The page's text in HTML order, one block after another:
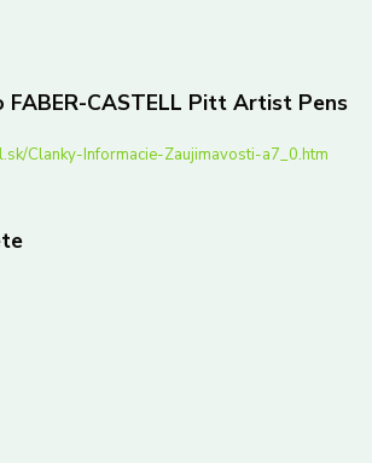
FABER-CASTELL Pitt Artist Pens
Clanky-Informacie-Zaujimavosti-a7_0.htm